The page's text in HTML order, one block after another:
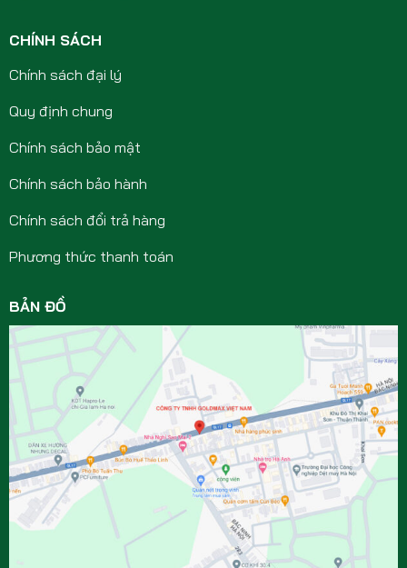
CHÍNH SÁCH
Chính sách đại lý
Quy định chung
Chính sách bảo mật
Chính sách bảo hành
Chính sách đổi trả hàng
Phương thức thanh toán
BẢN ĐỒ